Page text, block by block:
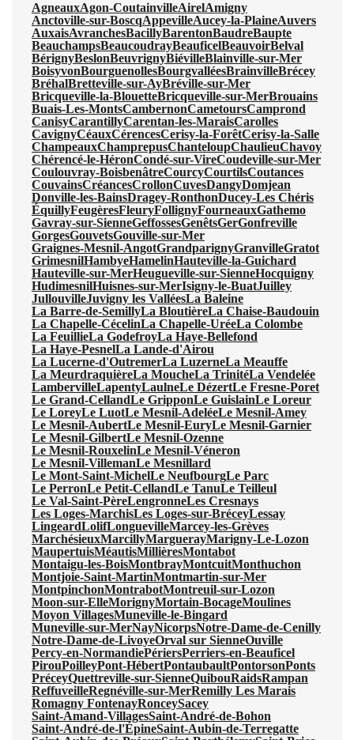
AgneauxAgon-CoutainvilleAirelAmigny
Anctoville-sur-BoscqAppevilleAucey-la-PlaineAuvers
AuxaisAvranchesBacillyBarentonBaudreBaupte
BeauchampsBeaucoudrayBeauficelBeauvoirBelval
BérignyBeslonBeuvrignyBiévilleBlainville-sur-Mer
BoisyvonBourguenollesBourgvalléesBrainvilleBrécey
BréhalBretteville-sur-AyBréville-sur-Mer
Bricqueville-la-BlouetteBricqueville-sur-MerBrouains
Buais-Les-MontsCambernonCametoursCamprond
CanisyCarantillyCarentan-les-MaraisCarolles
CavignyCéauxCérencesCerisy-la-ForêtCerisy-la-Salle
ChampeauxChamprepusChanteloupChaulieuChavoy
Chérencé-le-HéronCondé-sur-VireCoudeville-sur-Mer
Coulouvray-BoisbenâtreCourcyCourtilsCoutances
CouvainsCréancesCrollonCuvesDangyDomjean
Donville-les-BainsDragey-RonthonDucey-Les Chéris
ÉquillyFeugèresFleuryFollignyFourneauxGathemo
Gavray-sur-SienneGeffossesGenêtsGerGonfreville
GorgesGouvetsGouville-sur-Mer
Graignes-Mesnil-AngotGrandparignyGranvilleGratot
GrimesnilHambyeHamelinHauteville-la-Guichard
Hauteville-sur-MerHeugueville-sur-SienneHocquigny
HudimesnilHuisnes-sur-MerIsigny-le-BuatJuilley
JullouvilleJuvigny les ValléesLa Baleine
La Barre-de-SemillyLa BloutièreLa Chaise-Baudouin
La Chapelle-CécelinLa Chapelle-UréeLa Colombe
La FeuillieLa GodefroyLa Haye-Bellefond
La Haye-PesnelLa Lande-d'Airou
La Lucerne-d'OutremerLa LuzerneLa Meauffe
La MeurdraquièreLa MoucheLa TrinitéLa Vendelée
LambervilleLapentyLaulneLe DézertLe Fresne-Poret
Le Grand-CellandLe GripponLe GuislainLe Loreur
Le LoreyLe LuotLe Mesnil-AdeléeLe Mesnil-Amey
Le Mesnil-AubertLe Mesnil-EuryLe Mesnil-Garnier
Le Mesnil-GilbertLe Mesnil-Ozenne
Le Mesnil-RouxelinLe Mesnil-Véneron
Le Mesnil-VillemanLe Mesnillard
Le Mont-Saint-MichelLe NeufbourgLe Parc
Le PerronLe Petit-CellandLe TanuLe Teilleul
Le Val-Saint-PèreLengronneLes Cresnays
Les Loges-MarchisLes Loges-sur-BréceyLessay
LingeardLolifLonguevilleMarcey-les-Grèves
MarchésieuxMarcillyMarguerayMarigny-Le-Lozon
MaupertuisMéautisMillièresMontabot
Montaigu-les-BoisMontbrayMontcuitMonthuchon
Montjoie-Saint-MartinMontmartin-sur-Mer
MontpinchonMontrabotMontreuil-sur-Lozon
Moon-sur-ElleMorignyMortain-BocageMoulines
Moyon VillagesMuneville-le-Bingard
Muneville-sur-MerNayNicorpsNotre-Dame-de-Cenilly
Notre-Dame-de-LivoyeOrval sur SienneOuville
Percy-en-NormandiePériersPerriers-en-Beauficel
PirouPoilleyPont-HébertPontaubaultPontorsonPonts
PréceyQuettreville-sur-SienneQuibouRaidsRampan
ReffuveilleRegnéville-sur-MerRemilly Les Marais
Romagny FontenayRonceySacey
Saint-Amand-VillagesSaint-André-de-Bohon
Saint-André-de-l'ÉpineSaint-Aubin-de-Terregatte